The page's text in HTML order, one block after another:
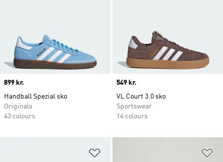
Price
899 kr.
Handball Spezial sko
Originals
43 colours
Price
549 kr.
VL Court 3.0 sko
Sportswear
14 colours